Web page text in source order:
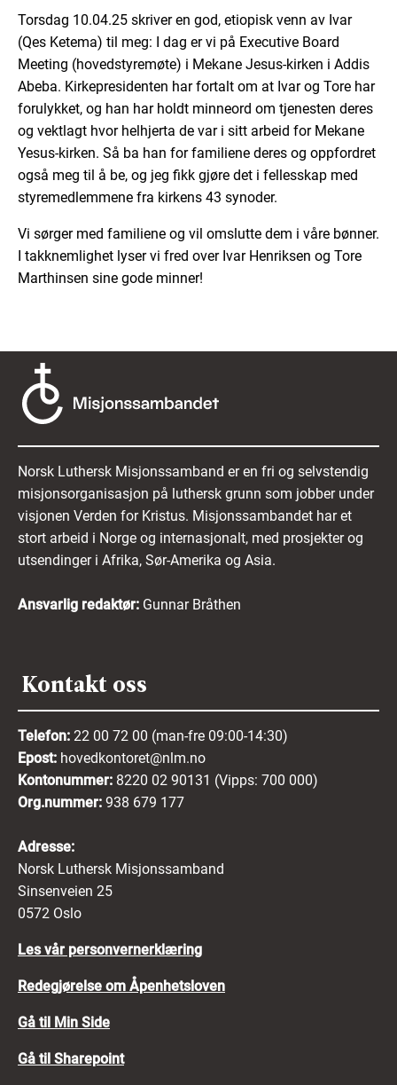
Torsdag 10.04.25 skriver en god, etiopisk venn av Ivar
(Qes Ketema) til meg: I dag er vi på Executive Board
Meeting (hovedstyremøte) i Mekane Jesus-kirken i Addis
Abeba. Kirkepresidenten har fortalt om at Ivar og Tore har
forulykket, og han har holdt minneord om tjenesten deres
og vektlagt hvor helhjerta de var i sitt arbeid for Mekane
Yesus-kirken. Så ba han for familiene deres og oppfordret
også meg til å be, og jeg fikk gjøre det i fellesskap med
styremedlemmene fra kirkens 43 synoder.
Vi sørger med familiene og vil omslutte dem i våre bønner.
I takknemlighet lyser vi fred over Ivar Henriksen og Tore
Marthinsen sine gode minner!
Norsk Luthersk Misjonssamband er en fri og selvstendig
misjonsorganisasjon på luthersk grunn som jobber under
visjonen Verden for Kristus. Misjonssambandet har et
stort arbeid i Norge og internasjonalt, med prosjekter og
utsendinger i Afrika, Sør-Amerika og Asia.
Ansvarlig redaktør: Gunnar Bråthen
Kontakt oss
Telefon: 22 00 72 00 (man-fre 09:00-14:30)
Epost: hovedkontoret@nlm.no
Kontonummer: 8220 02 90131 (Vipps: 700 000)
Org.nummer: 938 679 177
Adresse:
Norsk Luthersk Misjonssamband
Sinsenveien 25
0572 Oslo
Les vår personvernerklæring
Redegjørelse om Åpenhetsloven
Gå til Min Side
Gå til Sharepoint